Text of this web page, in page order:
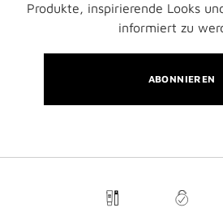
Produkte, inspirierende Looks
informiert zu
ABONNIEREN